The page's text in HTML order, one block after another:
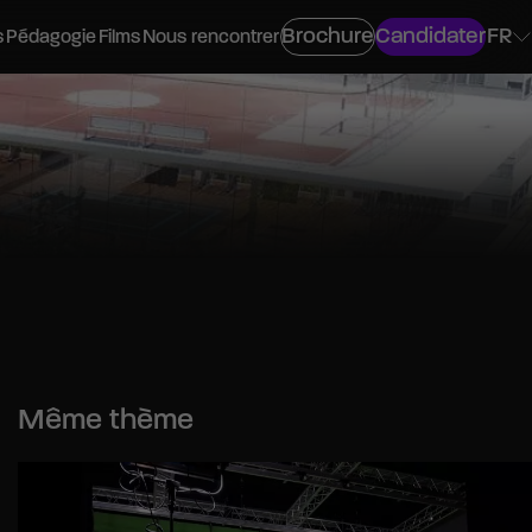
PédagogieFilmsNous rencontrerBrochureCandidaterFR
Même thème